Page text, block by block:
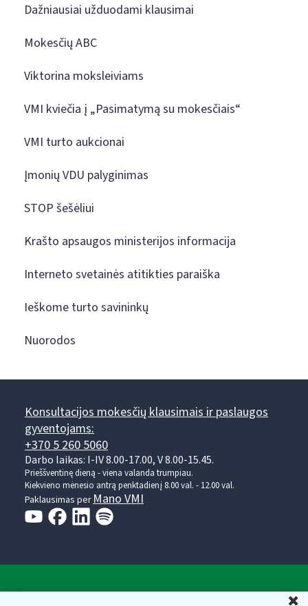
Dažniausiai užduodami klausimai
Mokesčių ABC
Viktorina moksleiviams
VMI kviečia į „Pasimatymą su mokesčiais“
VMI turto aukcionai
Įmonių VDU palyginimas
STOP šešėliui
Krašto apsaugos ministerijos informacija
Interneto svetainės atitikties paraiška
Ieškome turto savininkų
Nuorodos
Konsultacijos mokesčių klausimais ir paslaugos
gyventojams:
+370 5 260 5060
Darbo laikas: I-IV 8.00-17.00, V 8.00-15.45.
Prieššventinę dieną - viena valanda trumpiau.
Kiekvieno mėnesio antrą penktadienį 8.00 val. - 12.00 val.
Paklausimas per Mano VMI